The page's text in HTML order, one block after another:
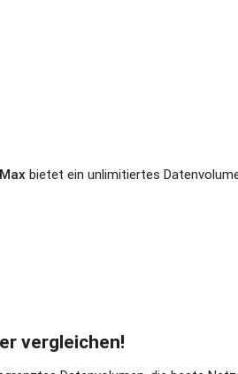
bietet ein unlimitiertes
vergleichen!